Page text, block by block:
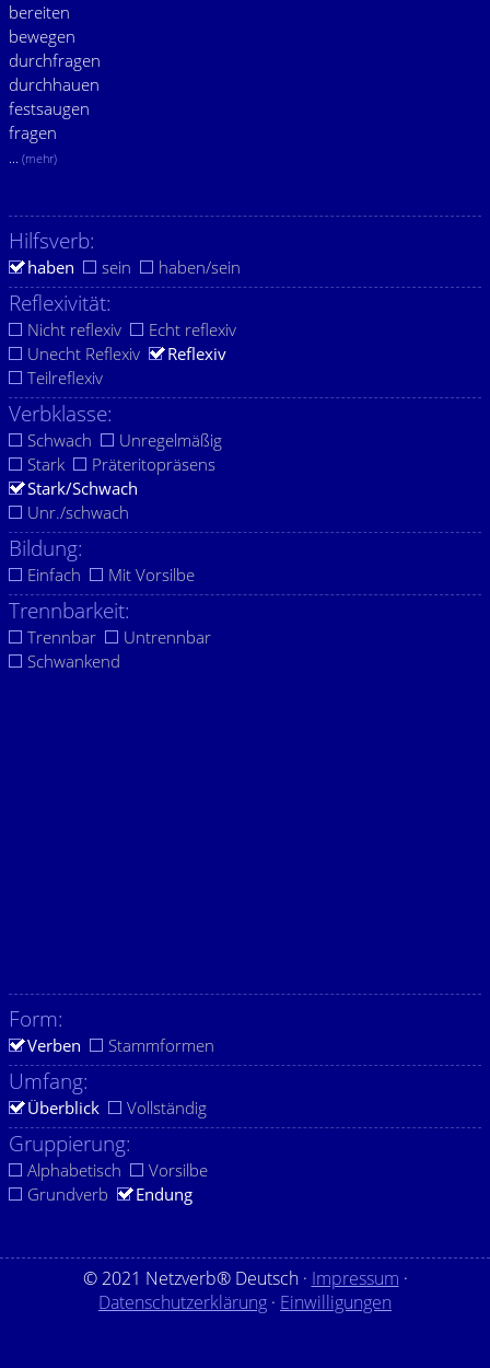
bereiten
bewegen
durchfragen
durchhauen
festsaugen
fragen
... (mehr)
Hilfsverb:
haben sein haben/sein
Reflexivität:
Nicht reflexiv
Echt reflexiv
Unecht Reflexiv
Reflexiv
Teilreflexiv
Verbklasse:
Schwach
Unregelmäßig
Stark
Präteritopräsens
Stark/Schwach
Unr./schwach
Bildung:
Einfach Mit Vorsilbe
Trennbarkeit:
Trennbar
Untrennbar
Schwankend
Form:
Verben Stammformen
Umfang:
Überblick Vollständig
Gruppierung:
Alphabetisch
Vorsilbe
Grundverb
Endung
© 2021 Netzverb® Deutsch · Impressum ·
Datenschutzerklärung · Einwilligungen